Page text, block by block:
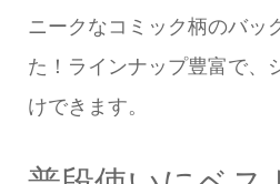
ニークなコミック柄のバッ
た！ラインナップ豊富で、
けできます。